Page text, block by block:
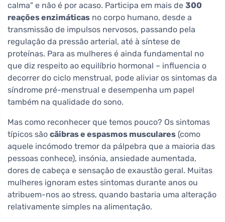
calma" e não é por acaso. Participa em mais de 300
reações enzimáticas no corpo humano, desde a
transmissão de impulsos nervosos, passando pela
regulação da pressão arterial, até à síntese de
proteínas. Para as mulheres é ainda fundamental no
que diz respeito ao equilíbrio hormonal – influencia o
decorrer do ciclo menstrual, pode aliviar os sintomas da
síndrome pré-menstrual e desempenha um papel
também na qualidade do sono.
Mas como reconhecer que temos pouco? Os sintomas
típicos são cãibras e espasmos musculares (como
aquele incómodo tremor da pálpebra que a maioria das
pessoas conhece), insónia, ansiedade aumentada,
dores de cabeça e sensação de exaustão geral. Muitas
mulheres ignoram estes sintomas durante anos ou
atribuem-nos ao stress, quando bastaria uma alteração
relativamente simples na alimentação.